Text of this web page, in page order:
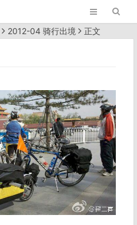
2012-04 骑行出境 正文